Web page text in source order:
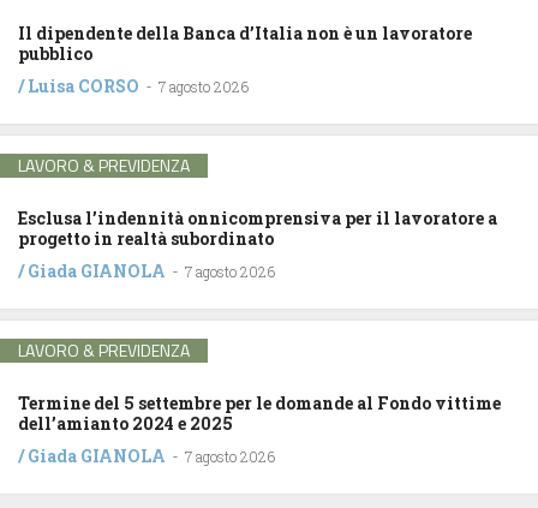
Il dipendente della Banca d’Italia non è un lavoratore
pubblico
/Luisa CORSO - 7 agosto 2026
LAVORO & PREVIDENZA
Esclusa l’indennità onnicomprensiva per il lavoratore a
progetto in realtà subordinato
/Giada GIANOLA - 7 agosto 2026
LAVORO & PREVIDENZA
Termine del 5 settembre per le domande al Fondo vittime
dell’amianto 2024 e 2025
/Giada GIANOLA - 7 agosto 2026